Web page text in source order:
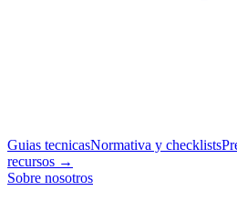
Guias tecnicasNormativa y checklists
recursos →
Sobre nosotros